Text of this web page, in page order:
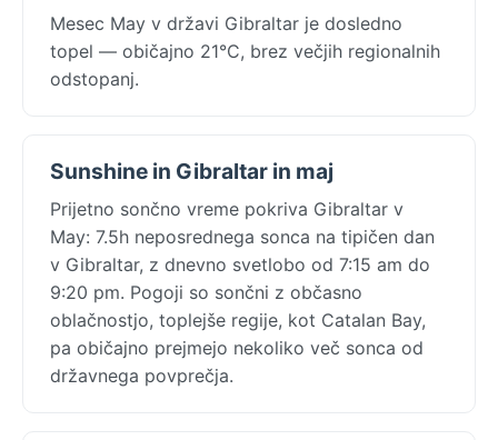
Mesec May v državi Gibraltar je dosledno
topel — običajno 21°C, brez večjih regionalnih
odstopanj.
Sunshine in Gibraltar in maj
Prijetno sončno vreme pokriva Gibraltar v
May: 7.5h neposrednega sonca na tipičen dan
v Gibraltar, z dnevno svetlobo od 7:15 am do
9:20 pm. Pogoji so sončni z občasno
oblačnostjo, toplejše regije, kot Catalan Bay,
pa običajno prejmejo nekoliko več sonca od
državnega povprečja.